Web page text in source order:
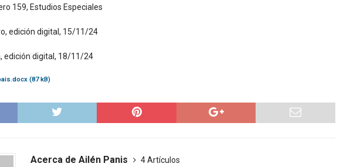
159, Estudios Especiales
edición digital, 15/11/24
edición digital, 18/11/24
Acerca de Ailén Panis
4 Artículos